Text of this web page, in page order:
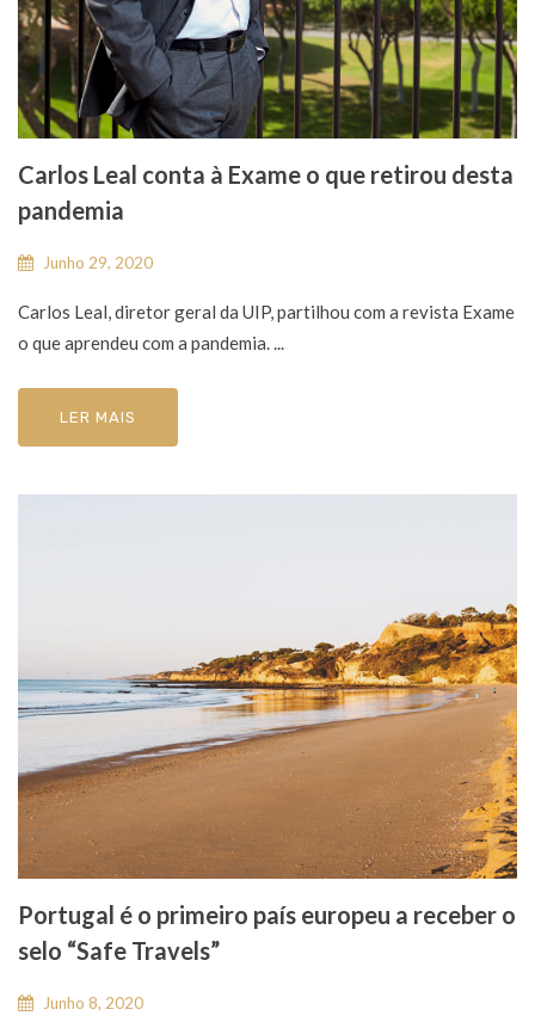
Carlos Leal conta à Exame o que retirou desta
pandemia
Junho 29, 2020
Carlos Leal, diretor geral da UIP, partilhou com a revista Exame
o que aprendeu com a pandemia. ...
LER MAIS
Portugal é o primeiro país europeu a receber o
selo “Safe Travels”
Junho 8, 2020